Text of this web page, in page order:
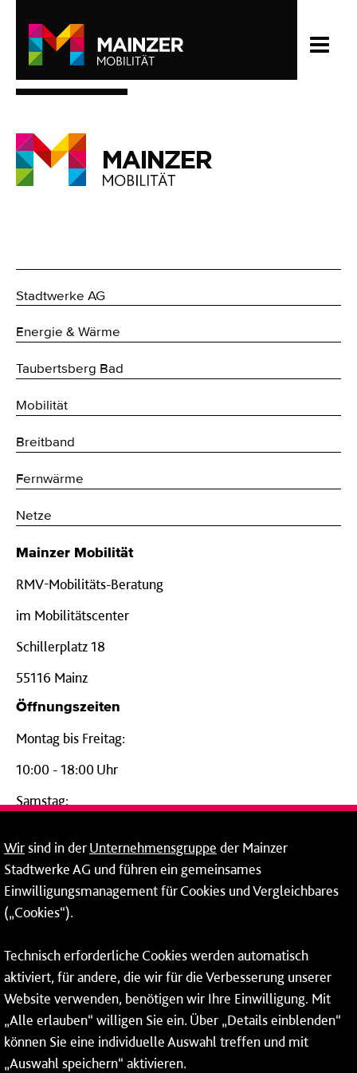
Stadtwerke AG
Energie & Wärme
Taubertsberg Bad
Mobilität
Breitband
Fernwärme
Netze
Mainzer Mobilität
RMV-Mobilitäts-Beratung
im Mobilitätscenter
Schillerplatz 18
55116 Mainz
Öffnungszeiten
Montag bis Freitag:
10:00 - 18:00 Uhr
Samstag:
24-Stunden-Telefon*
06131 – 12 77 77
Fax: 06131 – 12 66 66
* Montags bis freitags bis 7 und ab 18 Uhr sowie an
Wochenenden und Feiertagen ganztags werden Ihre
Anrufe je nach Themenauswahl an ein Callcenter des
RMV oder von nextbike weitergeleitet. Dort erhalten Sie
ausschließlich Auskünfte zum Fahrplan bzw. zu
Wirsind in derUnternehmensgruppe der Mainzer
Stadtwerke AG und führen ein gemeinsames
Einwilligungsmanagement für Cookies und Vergleichbares
(„Cookies“).
Technisch erforderliche Cookies werden automatisch
aktiviert, für andere, die wir für die Verbesserung unserer
Website verwenden, benötigen wir Ihre Einwilligung. Mit
„Alle erlauben“ willigen Sie ein. Über „Details einblenden“
können Sie eine individuelle Auswahl treffen und mit
„Auswahl speichern“ aktivieren.